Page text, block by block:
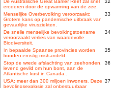
De Australische Great Barrier Reef zal snel
eroderen door de opwarming van de zee.
32
Menselijke Overbevolking veroorzaakt:
Grotere kans op pandemische uitbraak van
gevaarlijke virusziekten.
33
De snelle menselijke bevolkingstoename
veroorzaakt verlies van waardevolle
Biodiversiteit.
34
In bepaalde Spaanse provincies worden
honden ernstig mishandeld.
35
Stop de wrede afslachting van zeehonden,
levend gevild om hun bont, aan de
Atlantische kust in Canada..
36
USA: meer dan 300 miljoen inwoners. Deze
bevolingsexplosie zal onbestuurbaar
37